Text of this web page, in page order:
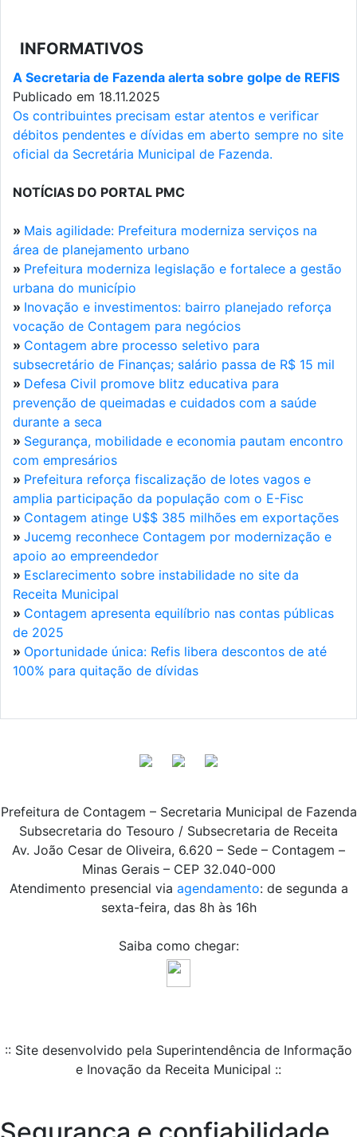
INFORMATIVOS
A Secretaria de Fazenda alerta sobre golpe de REFIS
Publicado em 18.11.2025
Os contribuintes precisam estar atentos e verificar
débitos pendentes e dívidas em aberto sempre no site
oficial da Secretária Municipal de Fazenda.
NOTÍCIAS DO PORTAL PMC
» Mais agilidade: Prefeitura moderniza serviços na
área de planejamento urbano
» Prefeitura moderniza legislação e fortalece a gestão
urbana do município
» Inovação e investimentos: bairro planejado reforça
vocação de Contagem para negócios
» Contagem abre processo seletivo para
subsecretário de Finanças; salário passa de R$ 15 mil
» Defesa Civil promove blitz educativa para
prevenção de queimadas e cuidados com a saúde
durante a seca
» Segurança, mobilidade e economia pautam encontro
com empresários
» Prefeitura reforça fiscalização de lotes vagos e
amplia participação da população com o E-Fisc
» Contagem atinge U$$ 385 milhões em exportações
» Jucemg reconhece Contagem por modernização e
apoio ao empreendedor
» Esclarecimento sobre instabilidade no site da
Receita Municipal
» Contagem apresenta equilíbrio nas contas públicas
de 2025
» Oportunidade única: Refis libera descontos de até
100% para quitação de dívidas
Prefeitura de Contagem – Secretaria Municipal de Fazenda
Subsecretaria do Tesouro / Subsecretaria de Receita
Av. João Cesar de Oliveira, 6.620 – Sede – Contagem –
Minas Gerais – CEP 32.040-000
Atendimento presencial via agendamento: de segunda a
sexta-feira, das 8h às 16h
Saiba como chegar:
:: Site desenvolvido pela Superintendência de Informação
e Inovação da Receita Municipal ::